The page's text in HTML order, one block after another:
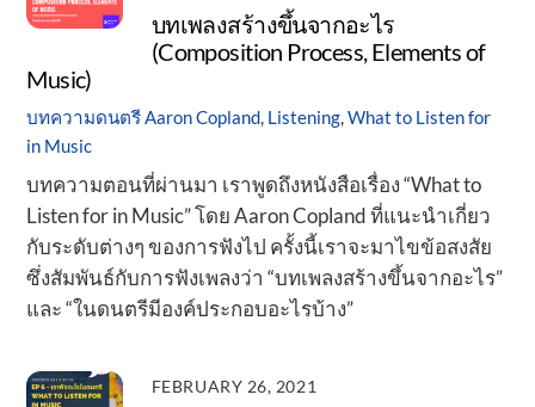
บทเพลงสร้างขึ้นจากอะไร
(Composition Process, Elements of
Music)
บทความดนตรีAaron Copland, Listening,What to Listen for
in Music
บทความตอนที่ผ่านมา เราพูดถึงหนังสือเรื่อง “What to
Listen for in Music” โดย Aaron Copland ที่แนะนำเกี่ยว
กับระดับต่างๆ ของการฟังไป ครั้งนี้เราจะมาไขข้อสงสัย
ซึ่งสัมพันธ์กับการฟังเพลงว่า “บทเพลงสร้างขึ้นจากอะไร”
และ “ในดนตรีมีองค์ประกอบอะไรบ้าง”
FEBRUARY 26, 2021